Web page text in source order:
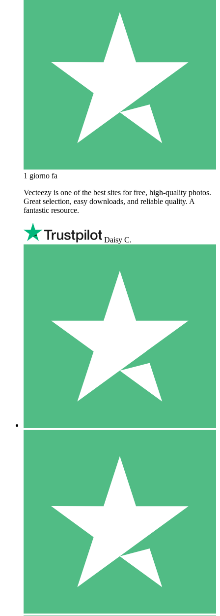
1 giorno fa
Vecteezy is one of the best sites for free, high‑quality photos.
Great selection, easy downloads, and reliable quality. A
fantastic resource.
Daisy C.